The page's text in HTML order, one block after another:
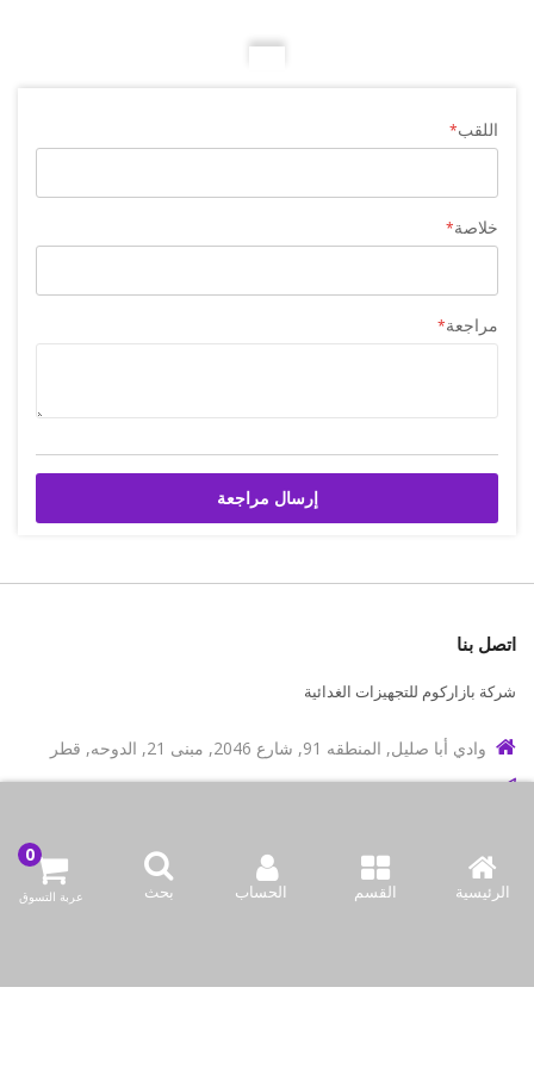
الرئيسية القسم الحساب بحث عربة التسوق
اللقب
خلاصة
مراجعة
إرسال مراجعة
اتصل بنا
شركة بازاركوم للتجهيزات الغدائية
وادي أبا صليل, المنطقه 91, شارع 2046, مبنى 21, الدوحه, قطر
info@bazaar.com.qa
سياسة المتجر